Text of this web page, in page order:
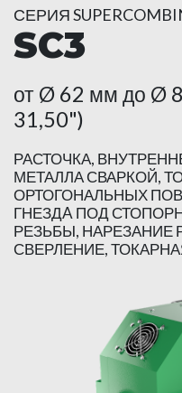
СЕРИЯ
SC3
от Ø 62 мм до Ø
31,50")
РАСТОЧКА,
МЕТАЛЛА СВАРКОЙ,
ОРТОГОНАЛЬНЫХ
ГНЕЗДA ПОД
РЕЗЬБЫ, НАРЕЗАНИЕ
СВЕРЛЕНИЕ,